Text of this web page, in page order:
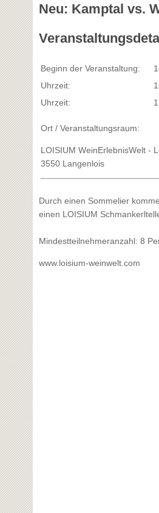
Neu: Kamptal vs.
Beginn der Veranstaltung:
Uhrzeit:
Uhrzeit:
Ort / Veranstaltungsraum:
LOISIUM WeinErlebnisWelt -
3550 Langenlois
Durch einen Sommelier
einen LOISIUM
Mindestteilnehmeranzahl: 8
www.loisium-weinwelt.com